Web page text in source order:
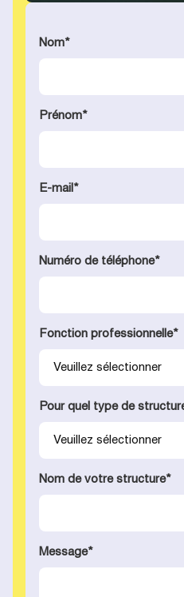
Nom*
Prénom*
E-mail *
Numéro de téléphone*
Fonction professionnelle*
Pour quel type de
Nom de votre structure*
Message*